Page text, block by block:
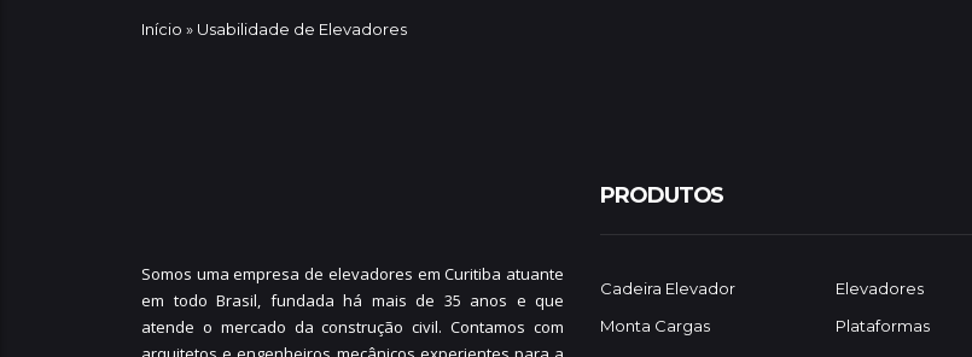
Início » Usabilidade de Elevadores
Somos uma empresa de elevadores em Curitiba atuante
em todo Brasil, fundada há mais de 35 anos e que
atende o mercado da construção civil. Contamos com
PRODUTOS
Cadeira Elevador
Elevadores
Monta Cargas
Plataformas